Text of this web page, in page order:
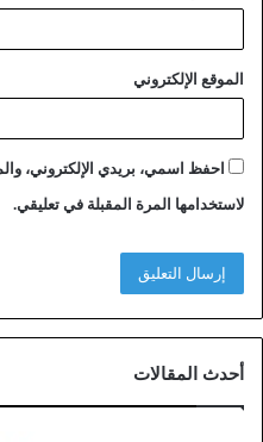
الموقع الإلكتروني
احفظ اسمي، بريدي الإلكتروني،
لاستخدامها المرة المقبلة في تعليقي.
أحدث المقالات